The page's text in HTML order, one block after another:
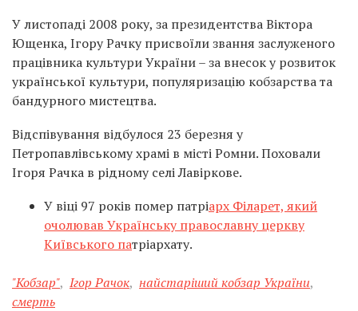
У листопаді 2008 року, за президентства Віктора
Ющенка, Ігору Рачку присвоїли звання заслуженого
працівника культури України – за внесок у розвиток
української культури, популяризацію кобзарства та
бандурного мистецтва.
Відспівування відбулося 23 березня у
Петропавлівському храмі в місті Ромни. Поховали
Ігоря Рачка в рідному селі Лавіркове.
У віці 97 років помер патріарх Філарет, який
очолював Українську православну церкву
Київського патріархату.
"Кобзар", Ігор Рачок, найстаріший кобзар України,
смерть